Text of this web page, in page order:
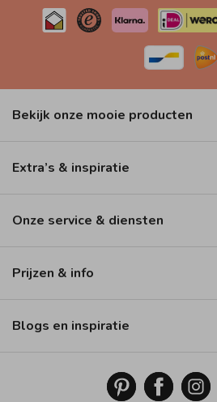
Bekijk onze mooie producten
Extra’s & inspiratie
Onze service & diensten
Prijzen & info
Blogs en inspiratie